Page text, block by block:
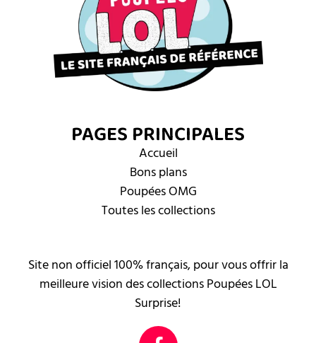
PAGES PRINCIPALES
Accueil
Bons plans
Poupées OMG
Toutes les collections
Site non officiel 100% français, pour vous offrir la
meilleure vision des collections Poupées LOL
Surprise!